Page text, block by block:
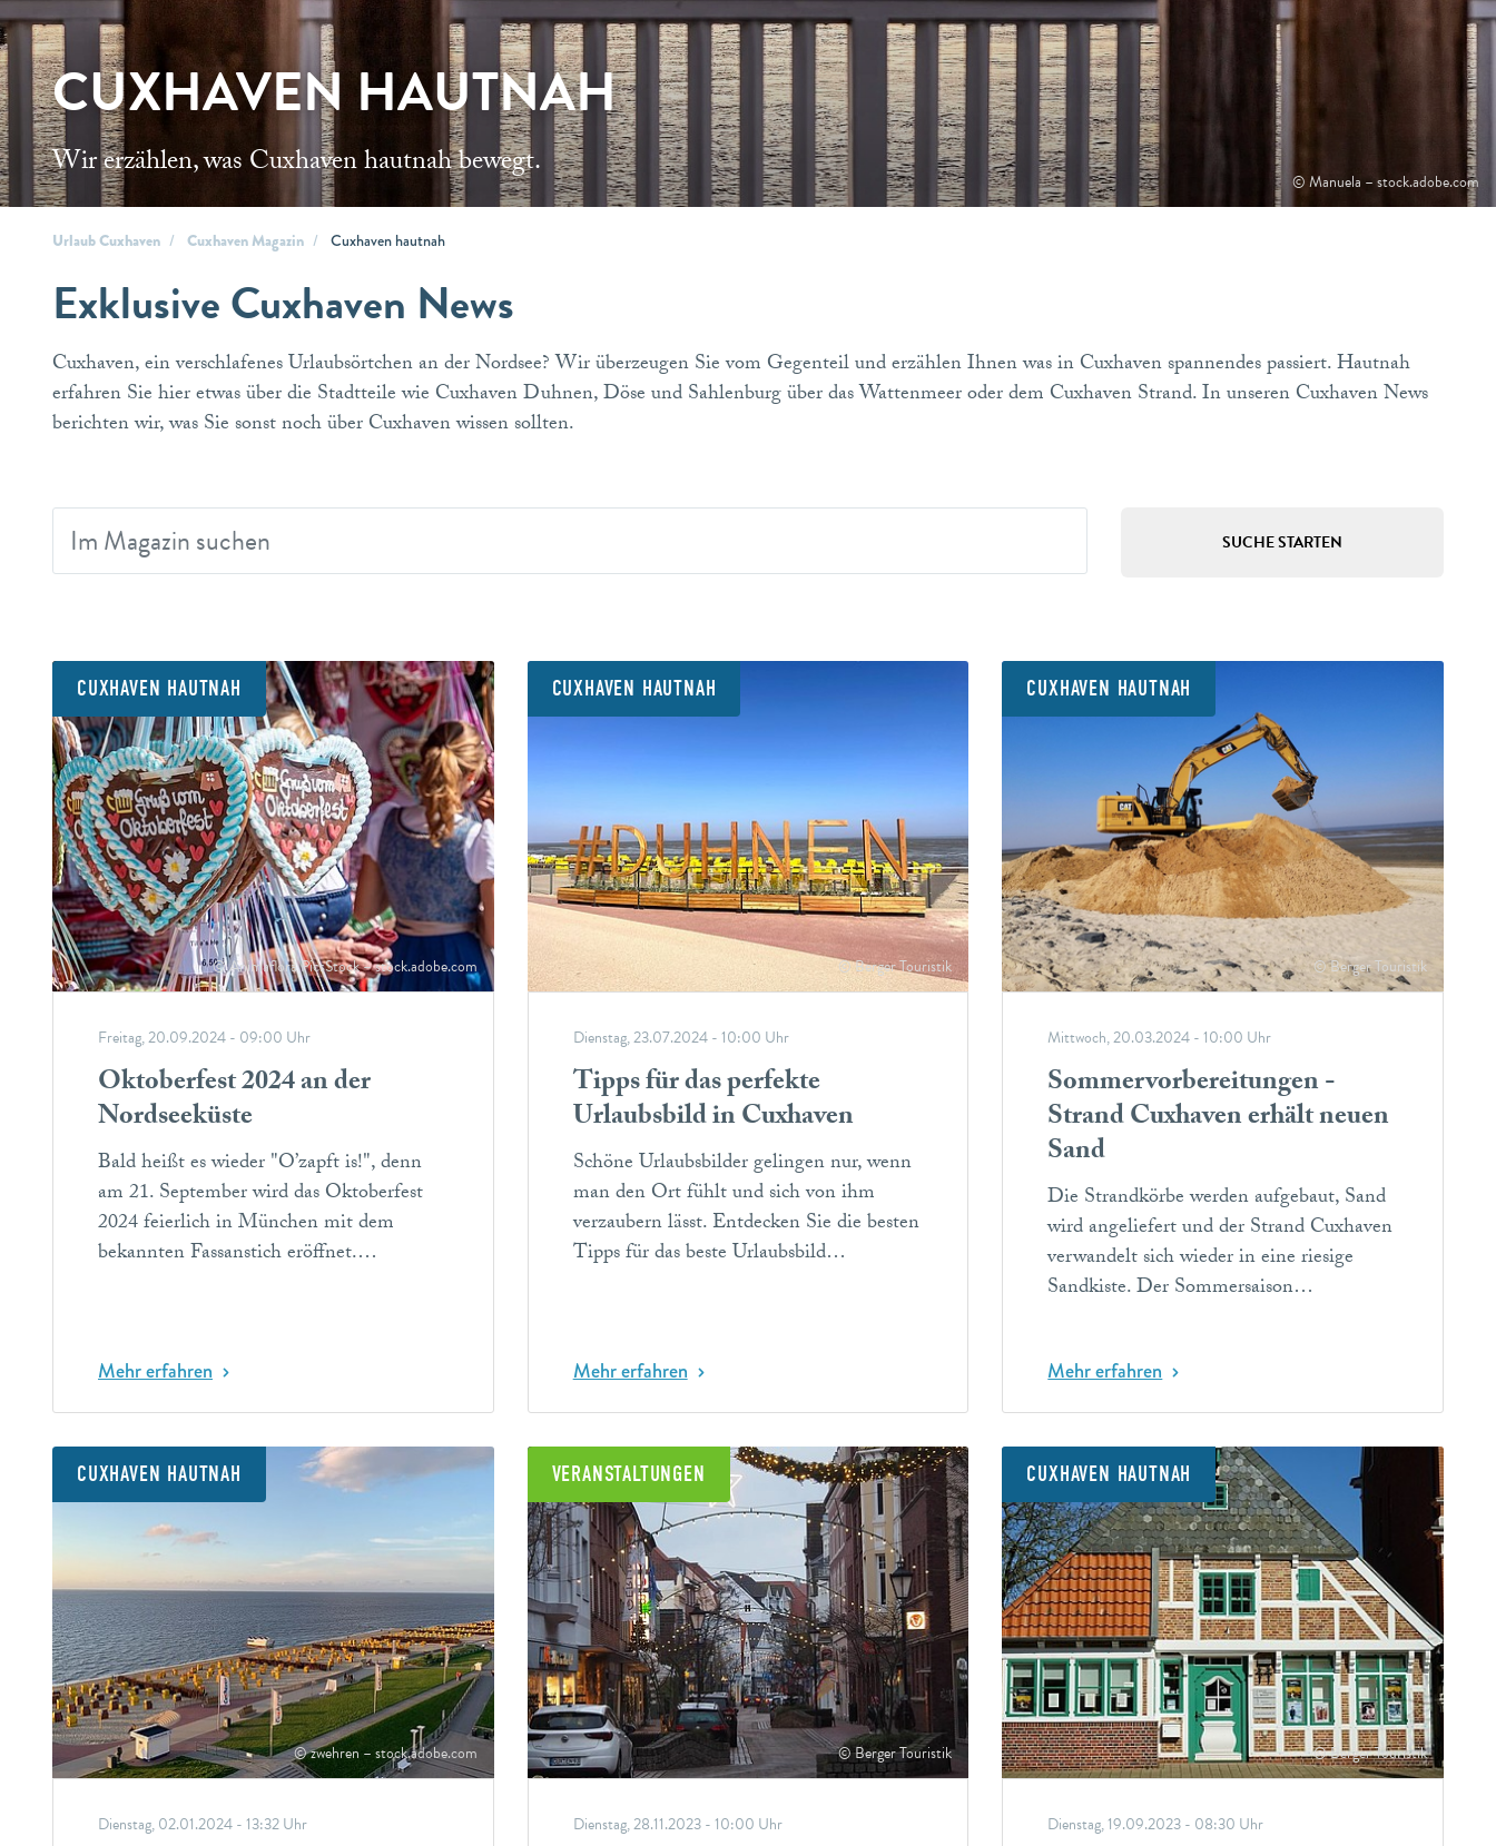
© Manuela – stock.adobe.com
CUXHAVEN HAUTNAH
Wir erzählen, was Cuxhaven hautnah bewegt.
Urlaub Cuxhaven Cuxhaven Magazin Cuxhaven hautnah
Exklusive Cuxhaven News
Cuxhaven, ein verschlafenes Urlaubsörtchen an der Nordsee? Wir überzeugen Sie vom Gegenteil und erzählen Ihnen was in Cuxhaven spannendes passiert. Hautnah
erfahren Sie hier etwas über die Stadtteile wie Cuxhaven Duhnen, Döse und Sahlenburg über das Wattenmeer oder dem Cuxhaven Strand. In unseren Cuxhaven News
berichten wir, was Sie sonst noch über Cuxhaven wissen sollten.
CUXHAVEN HAUTNAH
© Animaflora PicsStock – stock.adobe.com
Freitag, 20.09.2024 - 09:00 Uhr
Oktoberfest 2024 an der
Nordseeküste
Bald heißt es wieder "O’zapft is!", denn
am 21. September wird das Oktoberfest
2024 feierlich in München mit dem
bekannten Fassanstich eröffnet.…
Mehr erfahren
CUXHAVEN HAUTNAH
© Berger Touristik
Dienstag, 23.07.2024 - 10:00 Uhr
Tipps für das perfekte
Urlaubsbild in Cuxhaven
Schöne Urlaubsbilder gelingen nur, wenn
man den Ort fühlt und sich von ihm
verzaubern lässt. Entdecken Sie die besten
Tipps für das beste Urlaubsbild…
Mehr erfahren
CUXHAVEN HAUTNAH
© Berger Touristik
Mittwoch, 20.03.2024 - 10:00 Uhr
Sommervorbereitungen -
Strand Cuxhaven erhält neuen
Sand
Die Strandkörbe werden aufgebaut, Sand
wird angeliefert und der Strand Cuxhaven
verwandelt sich wieder in eine riesige
Sandkiste. Der Sommersaison…
Mehr erfahren
CUXHAVEN HAUTNAH
© zwehren – stock.adobe.com
Dienstag, 02.01.2024 - 13:32 Uhr
VERANSTALTUNGEN
© Berger Touristik
Dienstag, 28.11.2023 - 10:00 Uhr
CUXHAVEN HAUTNAH
© Berger Touristik
Dienstag, 19.09.2023 - 08:30 Uhr